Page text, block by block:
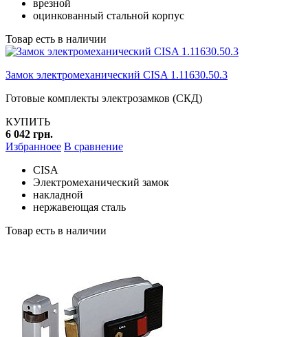
врезной
оцинкованный стальной корпус
Товар есть в наличии
Замок электромеханический CISA 1.11630.50.3
Готовые комплекты электрозамков (СКД)
КУПИТЬ
6 042 грн.
Избранноее В сравнение
CISA
Электромеханический замок
накладной
нержавеющая сталь
Товар есть в наличии